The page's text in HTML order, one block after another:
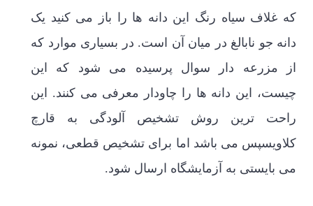
که غلاف سیاه رنگ این دانه ها را باز می کنید یک
دانه جو نابالغ در میان آن است. در بسیاری موارد که
از مزرعه دار سوال پرسیده می شود که این
چیست، این دانه ها را چاودار معرفی می کنند. این
راحت ترین روش تشخیص آلودگی به قارچ
کلاویسپس می باشد اما برای تشخیص قطعی، نمونه
می بایستی به آزمایشگاه ارسال شود.